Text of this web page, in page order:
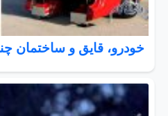
خودرو، قایق و ساختمان